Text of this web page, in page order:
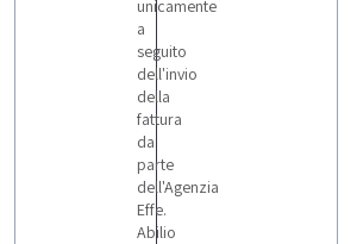
unicamente
a
seguito
dell'invio
della
fattura
da
parte
dell'Agenzia
Effe.
Abilio